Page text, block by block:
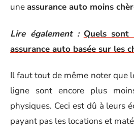
uneassurance auto moins
Lire également : Quels sont
assurance auto basée sur les
Il faut tout de même noter que
ligne sont encore plus
physiques. Ceci est dû à leurs
payant pas les locations et